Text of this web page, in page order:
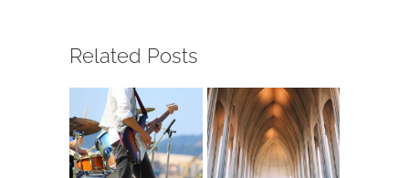
Related Posts